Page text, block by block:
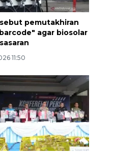
pemutakhiran
agar biosolar
11:50
siswa laki-